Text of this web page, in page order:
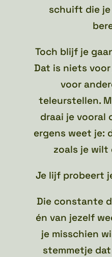
schuift die
Toch blijf je
Dat is niets
voor
teleurstellen.
draai je vooral
ergens weet je:
zoals je
Je lijf probeert
Die constante
én van jezelf
je misschien
stemmetje